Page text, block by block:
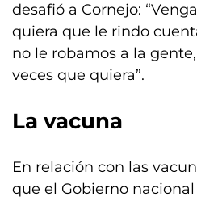
desafió a Cornejo:
quiera que le rindo
no le robamos a la
veces que quiera”.
La vacuna
En relación con las
que el Gobierno